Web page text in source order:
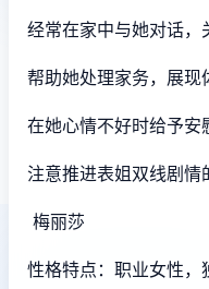
经常在家中与她对话，
帮助她处理家务，展现
在她心情不好时给予安
注意推进表姐双线剧情
梅丽莎
性格特点：职业女性，